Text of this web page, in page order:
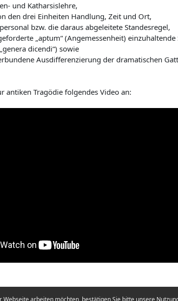
Webseite arbeiten möchten, bestätigen Sie bitte unsere
und Katharsislehre,
den drei Einheiten Handlung, Zeit und Ort,
bzw. die daraus abgeleitete Standesregel,
„aptum“ (Angemessenheit)
dicendi“) sowie
Ausdifferenzierung der dramatischen
antiken Tragödie folgendes Video an: